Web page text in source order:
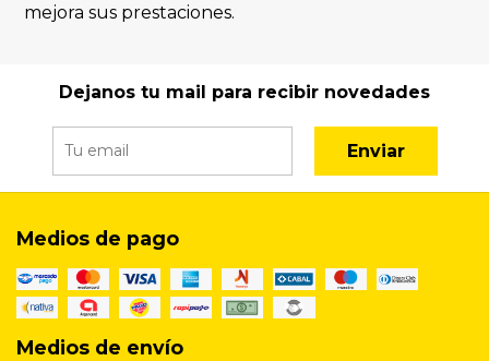
mejora sus prestaciones.
Dejanos tu mail para recibir novedades
Enviar
Medios de pago
Medios de envío